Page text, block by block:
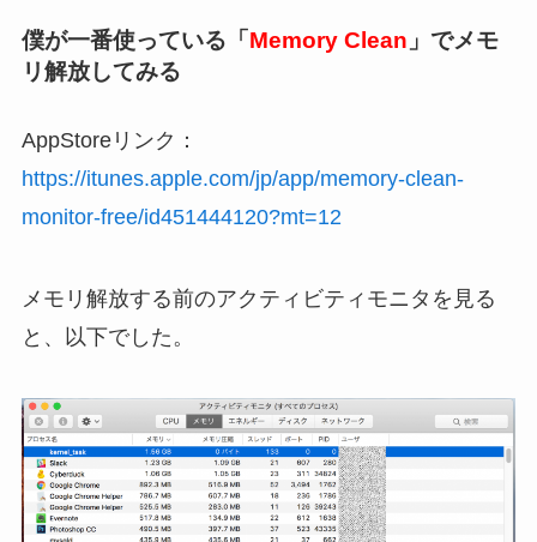
僕が一番使っている「Memory Clean 」でメモ
リ解放してみる
AppStoreリンク：
https://itunes.apple.com/jp/app/memory-clean-
monitor-free/id451444120?mt=12
メモリ解放する前のアクティビティモニタを見る
と、以下でした。